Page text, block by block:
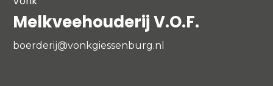
Melkveehouderij V.O.F.
boerderij@vonkgiessenburg.nl